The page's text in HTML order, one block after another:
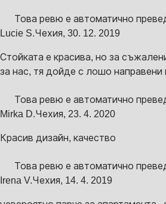
Това ревю е автоматично
Lucie S.Чехия, 30. 12. 2019
Стойката е красива, но за
за нас, тя дойде с лошо направени
Това ревю е автоматично
Mirka D.Чехия, 23. 4. 2020
Красив дизайн, качество
Това ревю е автоматично
Irena V.Чехия, 14. 4. 2019